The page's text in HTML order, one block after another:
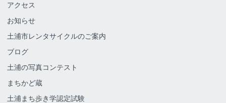
アクセス
お知らせ
土浦市レンタサイクルのご案内
ブログ
土浦の写真コンテスト
まちかど蔵
土浦まち歩き学認定試験